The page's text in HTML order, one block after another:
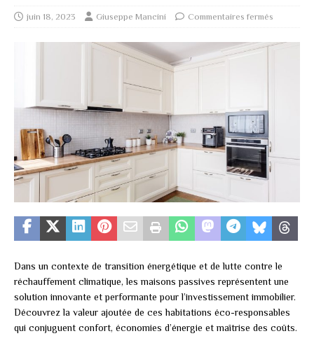
juin 18, 2023 Giuseppe Mancini Commentaires fermés
Dans un contexte de transition énergétique et de lutte contre le
réchauffement climatique, les maisons passives représentent une
solution innovante et performante pour l’investissement immobilier.
Découvrez la valeur ajoutée de ces habitations éco-responsables
qui conjuguent confort, économies d’énergie et maîtrise des coûts.